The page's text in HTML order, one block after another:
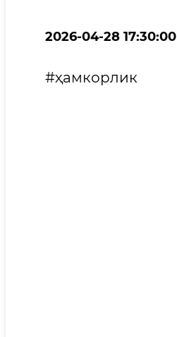
2026-04-28 17:30:00
#ҳамкорлик